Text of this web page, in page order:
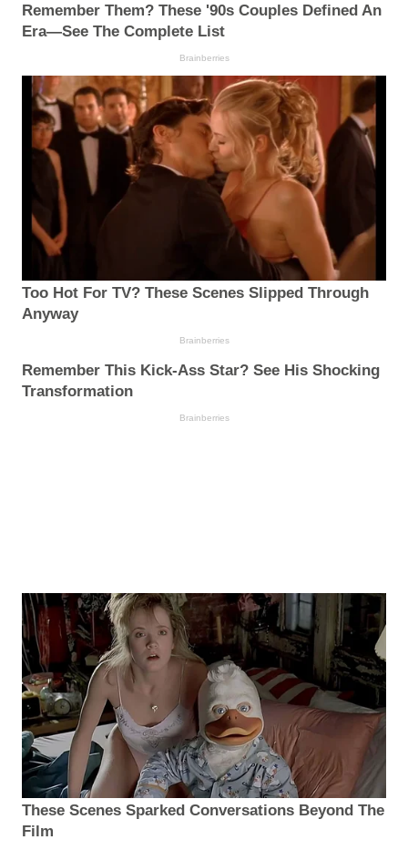
Remember Them? These '90s Couples Defined An
Era—See The Complete List
Brainberries
Too Hot For TV? These Scenes Slipped Through
Anyway
Brainberries
Remember This Kick-Ass Star? See His Shocking
Transformation
Brainberries
These Scenes Sparked Conversations Beyond The
Film